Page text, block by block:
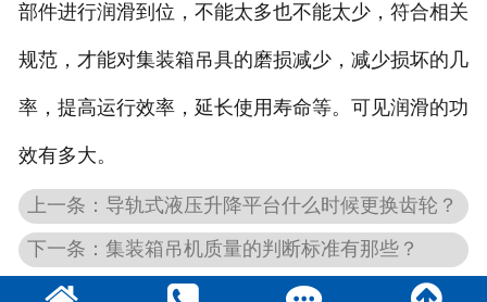
部件进行润滑到位，不能太多也不能太少，符合相关
规范，才能对集装箱吊具的磨损减少，减少损坏的几
率，提高运行效率，延长使用寿命等。可见润滑的功
效有多大。
上一条：导轨式液压升降平台什么时候更换齿轮？
下一条：集装箱吊机质量的判断标准有那些？